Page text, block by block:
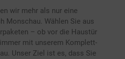
wir mehr als nur eine
Monschau. Wählen Sie aus
– ob vor die Haustür
mit unserem Komplett-
Unser Ziel ist es, dass Sie